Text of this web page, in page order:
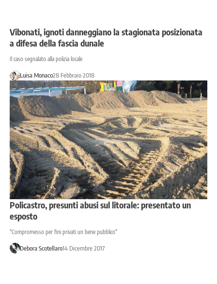
Vibonati, ignoti danneggiano la stagionata posizionata
a difesa della fascia dunale
Il caso segnalato alla polizia locale
Luisa Monaco28 Febbraio 2018
Policastro, presunti abusi sul litorale: presentato un
esposto
"Compromesso per fini privati un bene pubblico"
Debora Scotellaro14 Dicembre 2017